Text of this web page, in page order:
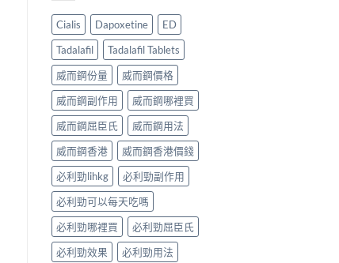
Cialis Dapoxetine
ED
Tadalafil
Tadalafil Tablets
威而鋼份量
威而鋼價格
威而鋼副作用
威而鋼哪裡買
威而鋼屈臣氏
威而鋼用法
威而鋼香港
威而鋼香港價錢
必利勁lihkg
必利勁副作用
必利勁可以每天吃嗎
必利勁哪裡買
必利勁屈臣氏
必利勁效果
必利勁用法